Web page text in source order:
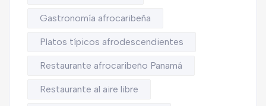
Gastronomía afrocaribeña
Platos típicos afrodescendientes
Restaurante afrocaribeño Panamá
Restaurante al aire libre